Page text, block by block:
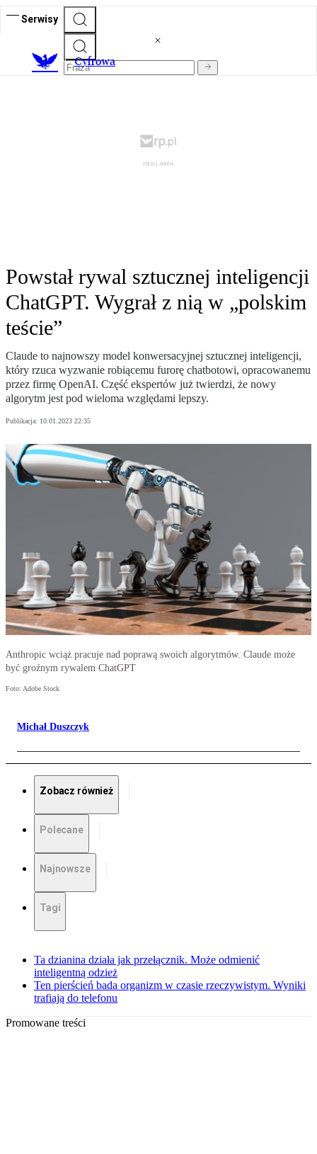
Serwisy
Cyfrowa
Powstał rywal sztucznej inteligencji
ChatGPT. Wygrał z nią w „polskim
teście”
Claude to najnowszy model konwersacyjnej sztucznej inteligencji,
który rzuca wyzwanie robiącemu furorę chatbotowi, opracowanemu
przez firmę OpenAI. Część ekspertów już twierdzi, że nowy
algorytm jest pod wieloma względami lepszy.
Publikacja: 10.01.2023 22:35
Anthropic wciąż pracuje nad poprawą swoich algorytmów. Claude może
być groźnym rywalem ChatGPT
Foto: Adobe Stock
Michał Duszczyk
Zobacz również
Polecane
Najnowsze
Tagi
Ta dzianina działa jak przełącznik. Może odmienić
inteligentną odzież
Ten pierścień bada organizm w czasie rzeczywistym. Wyniki
trafiają do telefonu
Promowane treści